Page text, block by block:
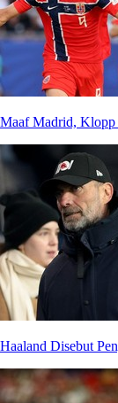
Maaf Madrid,
Haaland Disebut